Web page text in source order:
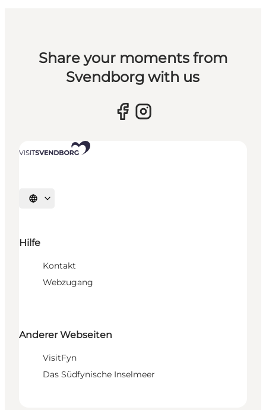
Share your moments from
Svendborg with us
Sprache auswählen
Hilfe
Kontakt
Webzugang
Anderer Webseiten
VisitFyn
Das Südfynische Inselmeer